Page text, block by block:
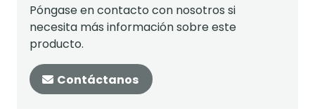
Póngase en contacto con nosotros si
necesita más información sobre este
producto.
Contáctanos